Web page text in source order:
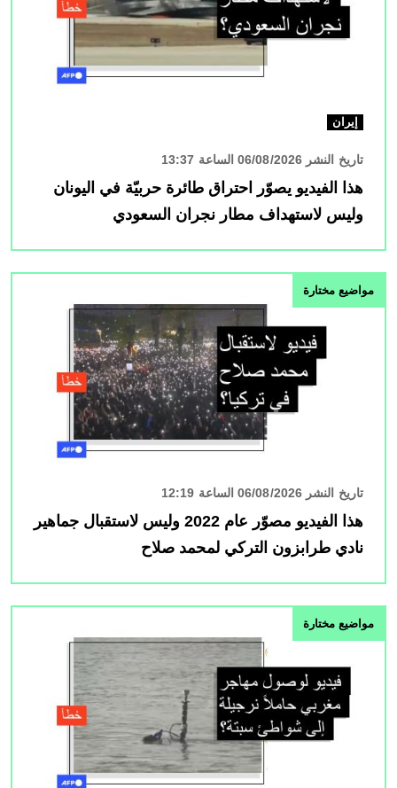
إيران
تاريخ النشر 06/08/2026 الساعة 13:37
هذا الفيديو يصوّر احتراق طائرة حربيّة في اليونان
وليس لاستهداف مطار نجران السعودي
مواضيع مختارة
الصورة
تاريخ النشر 06/08/2026 الساعة 12:19
هذا الفيديو مصوّر عام 2022 وليس لاستقبال جماهير
نادي طرابزون التركي لمحمد صلاح
مواضيع مختارة
الصورة